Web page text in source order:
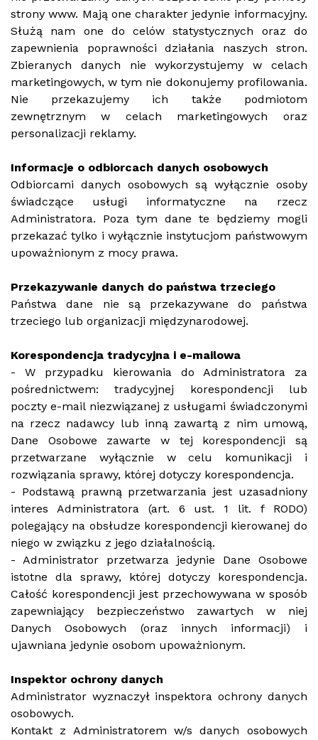
strony www. Mają one charakter jedynie informacyjny.
Służą nam one do celów statystycznych oraz do
zapewnienia poprawności działania naszych stron.
Zbieranych danych nie wykorzystujemy w celach
marketingowych, w tym nie dokonujemy profilowania.
Nie przekazujemy ich także podmiotom
zewnętrznym w celach marketingowych oraz
personalizacji reklamy.
Informacje o odbiorcach danych osobowych
Odbiorcami danych osobowych są wyłącznie osoby
świadczące usługi informatyczne na rzecz
Administratora. Poza tym dane te będziemy mogli
przekazać tylko i wyłącznie instytucjom państwowym
upoważnionym z mocy prawa.
Przekazywanie danych do państwa trzeciego
Państwa dane nie są przekazywane do państwa
trzeciego lub organizacji międzynarodowej.
Korespondencja tradycyjna i e-mailowa
- W przypadku kierowania do Administratora za
pośrednictwem: tradycyjnej korespondencji lub
poczty e-mail niezwiązanej z usługami świadczonymi
na rzecz nadawcy lub inną zawartą z nim umową,
Dane Osobowe zawarte w tej korespondencji są
przetwarzane wyłącznie w celu komunikacji i
rozwiązania sprawy, której dotyczy korespondencja.
- Podstawą prawną przetwarzania jest uzasadniony
interes Administratora (art. 6 ust. 1 lit. f RODO)
polegający na obsłudze korespondencji kierowanej do
niego w związku z jego działalnością.
- Administrator przetwarza jedynie Dane Osobowe
istotne dla sprawy, której dotyczy korespondencja.
Całość korespondencji jest przechowywana w sposób
zapewniający bezpieczeństwo zawartych w niej
Danych Osobowych (oraz innych informacji) i
ujawniana jedynie osobom upoważnionym.
Inspektor ochrony danych
Administrator wyznaczył inspektora ochrony danych
osobowych.
Kontakt z Administratorem w/s danych osobowych